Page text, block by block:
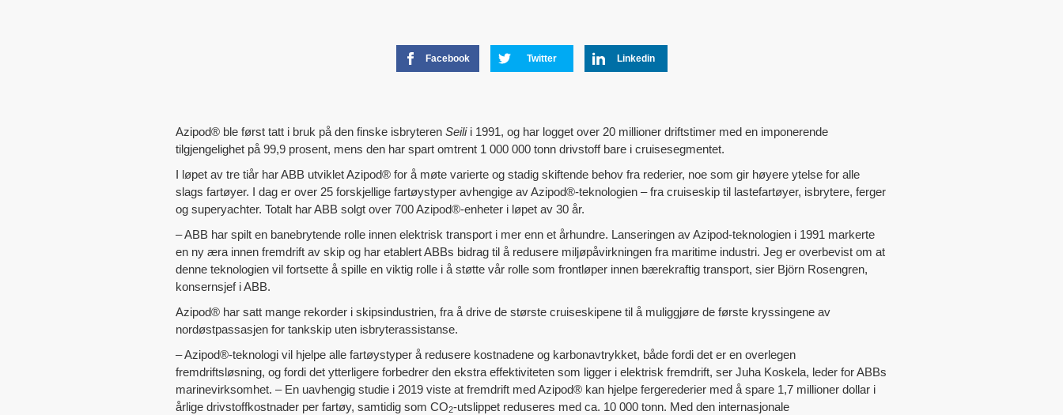
Facebook Twitter Linkedin
Azipod® ble først tatt i bruk på den finske isbryteren Seilii 1991, og har logget over 20 millioner driftstimer med en imponerende
tilgjengelighet på 99,9 prosent, mens den har spart omtrent 1 000 000 tonn drivstoff bare i cruisesegmentet.
I løpet av tre tiår har ABB utviklet Azipod® for å møte varierte og stadig skiftende behov fra rederier, noe som gir høyere ytelse for alle
slags fartøyer. I dag er over 25 forskjellige fartøystyper avhengige av Azipod®-teknologien – fra cruiseskip til lastefartøyer, isbrytere, ferger
og superyachter. Totalt har ABB solgt over 700 Azipod®-enheter i løpet av 30 år.
– ABB har spilt en banebrytende rolle innen elektrisk transport i mer enn et århundre. Lanseringen av Azipod-teknologien i 1991 markerte
en ny æra innen fremdrift av skip og har etablert ABBs bidrag til å redusere miljøpåvirkningen fra maritime industri. Jeg er overbevist om at
denne teknologien vil fortsette å spille en viktig rolle i å støtte vår rolle som frontløper innen bærekraftig transport, sier Björn Rosengren,
konsernsjef i ABB.
Azipod® har satt mange rekorder i skipsindustrien, fra å drive de største cruiseskipene til å muliggjøre de første kryssingene av
nordøstpassasjen for tankskip uten isbryterassistanse.
– Azipod®-teknologi vil hjelpe alle fartøystyper å redusere kostnadene og karbonavtrykket, både fordi det er en overlegen
fremdriftsløsning, og fordi det ytterligere forbedrer den ekstra effektiviteten som ligger i elektrisk fremdrift, ser Juha Koskela, leder for ABBs
marinevirksomhet. – En uavhengig studie i 2019 viste at fremdrift med Azipod® kan hjelpe fergerederier med å spare 1,7 millioner dollar i
årlige drivstoffkostnader per fartøy, samtidig som CO2-utslippet reduseres med ca. 10 000 tonn. Med den internasjonale